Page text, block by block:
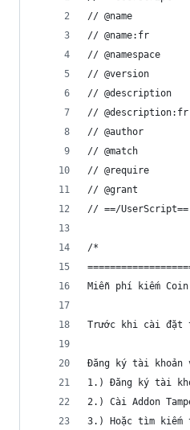
// @name
// @name:fr
// @namespace
// @version
// @description
//
// @author
// @match
// @require
// @grant
// ==/UserScript==
/*
Miễn phí kiếm
Trước khi cài đặt
Đăng ký tài khoản
1.) Đăng ký tài
2.) Cài Addon
3.) Hoặc tìm kiếm